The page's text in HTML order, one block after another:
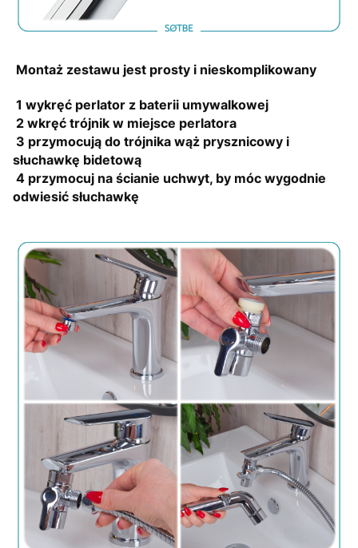
Montaż zestawu jest prosty i nieskomplikowany
1 wykręć perlator z baterii umywalkowej
2 wkręć trójnik w miejsce perlatora
3 przymocują do trójnika wąż prysznicowy i
słuchawkę bidetową
4 przymocuj na ścianie uchwyt, by móc wygodnie
odwiesić słuchawkę